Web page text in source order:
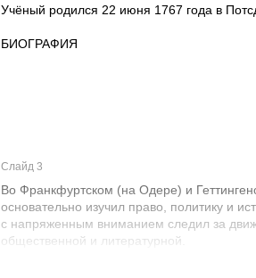
Учёный родился 22 июня 1767 года в
БИОГРАФИЯ
Слайд 3
Во Франкфуртском (на Одере) и
основательно изучил право, политику и
с напряженным вниманием следил за
общественной и литературной.